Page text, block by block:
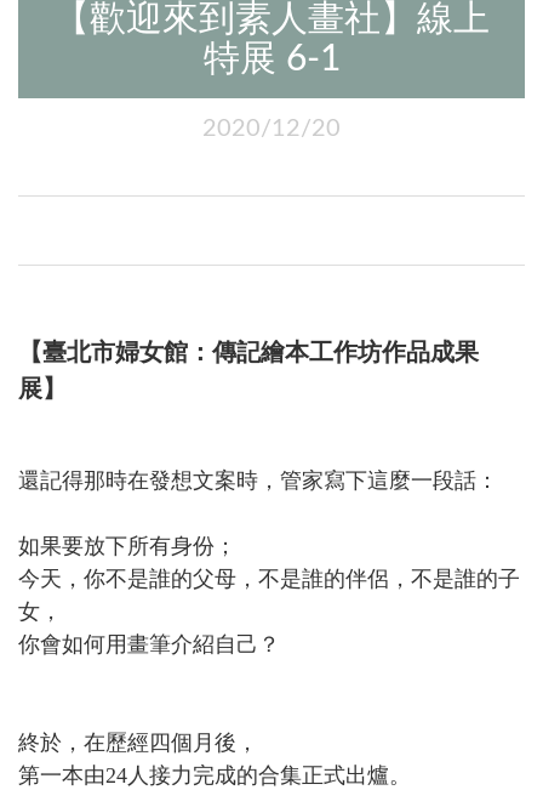
【歡迎來到素人畫社】線上
特展 6-1
2020/12/20
【臺北市婦女館：傳記繪本工作坊作品成果
展】
還記得那時在發想文案時，管家寫下這麼一段話：
如果要放下所有身份；
今天，你不是誰的父母，不是誰的伴侶，不是誰的子
女，
你會如何用畫筆介紹自己？
終於，在歷經四個月後，
第一本由24人接力完成的合集正式出爐。